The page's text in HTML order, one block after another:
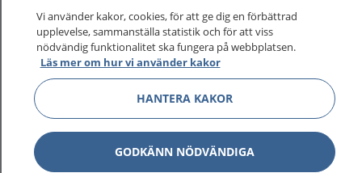
Vi använder kakor, cookies, för att ge dig en förbättrad
upplevelse, sammanställa statistik och för att viss
nödvändig funktionalitet ska fungera på webbplatsen.
Läs mer om hur vi använder kakor
HANTERA KAKOR
GODKÄNN NÖDVÄNDIGA